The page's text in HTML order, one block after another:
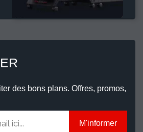
des bons plans. Offres, promos,
M'informer